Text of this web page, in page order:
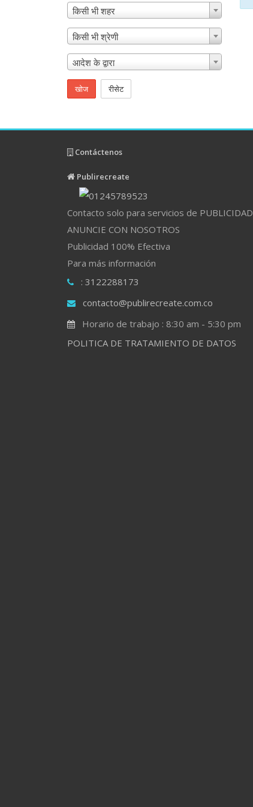
किसी भी शहर
किसी भी श्रेणी
आदेश के द्वारा
खोज रीसेट
Contáctenos
Publirecreate
Contacto solo para servicios de PUBLICIDAD
ANUNCIE CON NOSOTROS
Publicidad 100% Efectiva
Para más información
: 3122288173
contacto@publirecreate.com.co
Horario de trabajo : 8:30 am - 5:30 pm
POLITICA DE TRATAMIENTO DE DATOS